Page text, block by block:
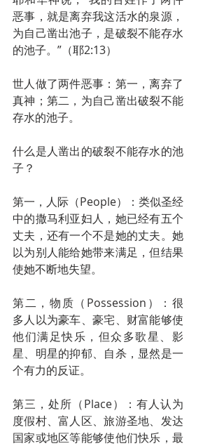
恶事，就是离弃我这活水的泉源，
为自己凿出池子，是破裂不能存水
的池子。”（耶2:13）
世人做了两件恶事：第一，离弃了
真神；第二，为自己凿出破裂不能
存水的池子。
什么是人凿出的破裂不能存水的池
子？
第一，人际（People）：类似圣经
中的撒马利亚妇人，她已经有五个
丈夫，还有一个不是她的丈夫。她
以为别人能给她带来满足，但结果
使她不断地失望。
第二，物质（Possession）：很
多人以为豪车、豪宅、财富能够使
他们满足快乐，但众多歌星、影
星、明星的抑郁、自杀，显然是一
个有力的反证。
第三，处所（Place）：有人认为
度假村、富人区、旅游圣地、发达
国家或地区等能够使他们快乐，最